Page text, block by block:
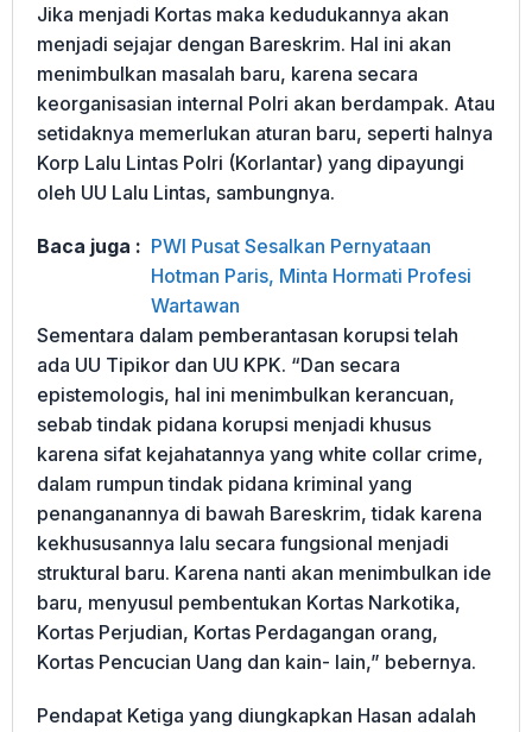
Jika menjadi Kortas maka kedudukannya akan
menjadi sejajar dengan Bareskrim. Hal ini akan
menimbulkan masalah baru, karena secara
keorganisasian internal Polri akan berdampak. Atau
setidaknya memerlukan aturan baru, seperti halnya
Korp Lalu Lintas Polri (Korlantar) yang dipayungi
oleh UU Lalu Lintas, sambungnya.
Baca juga : PWI Pusat Sesalkan Pernyataan
Hotman Paris, Minta Hormati Profesi
Wartawan
Sementara dalam pemberantasan korupsi telah
ada UU Tipikor dan UU KPK. “Dan secara
epistemologis, hal ini menimbulkan kerancuan,
sebab tindak pidana korupsi menjadi khusus
karena sifat kejahatannya yang white collar crime,
dalam rumpun tindak pidana kriminal yang
penanganannya di bawah Bareskrim, tidak karena
kekhususannya lalu secara fungsional menjadi
struktural baru. Karena nanti akan menimbulkan ide
baru, menyusul pembentukan Kortas Narkotika,
Kortas Perjudian, Kortas Perdagangan orang,
Kortas Pencucian Uang dan kain- lain,” bebernya.
Pendapat Ketiga yang diungkapkan Hasan adalah